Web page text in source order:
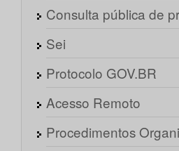
Consulta pública de
Sei
Protocolo GOV.BR
Acesso Remoto
Procedimentos